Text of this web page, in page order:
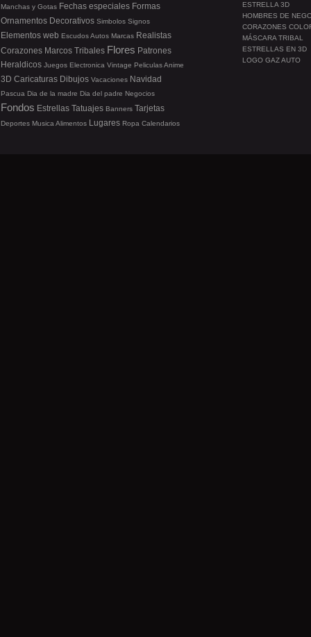
ESTRELLA 3D
HOMBRES DE
CORAZONES
MÁSCARA TRIBAL
ESTRELLAS EN 3D
LOGO GAZ AUTO
Manchas y Gotas Fechas especiales Formas
Ornamentos Decorativos Simbolos Signos
Elementos web EscudosAutos Marcas Realistas
Corazones Marcos Tribales Flores Patrones
Heraldicos Juegos Electronica Vintage PeliculasAnime
3D Caricaturas Dibujos Vacaciones Navidad
Pascua Dia de la madre Dia del padre Negocios
Fondos Estrellas Tatuajes Banners Tarjetas
Deportes Musica Alimentos Lugares Ropa Calendarios